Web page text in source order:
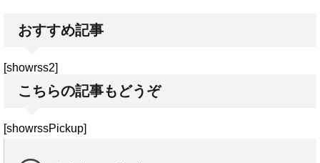
おすすめ記事
[showrss2]
こちらの記事もどうぞ
[showrssPickup]